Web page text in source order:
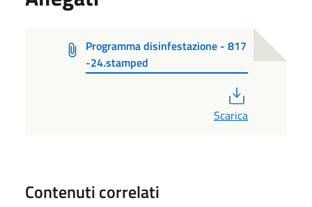
Programma disinfestazione - 817
-24.stamped
Scarica
Contenuti correlati